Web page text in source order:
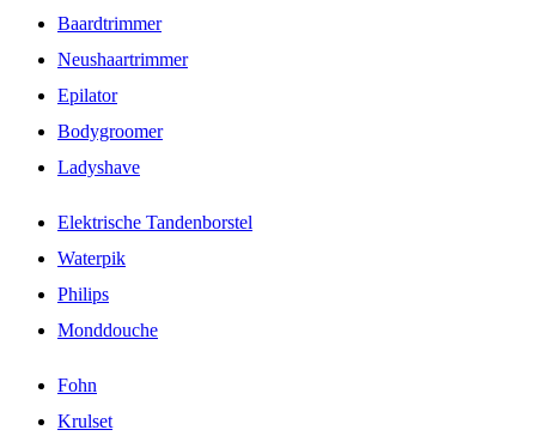
Baardtrimmer
Neushaartrimmer
Epilator
Bodygroomer
Ladyshave
Elektrische Tandenborstel
Waterpik
Philips
Monddouche
Fohn
Krulset